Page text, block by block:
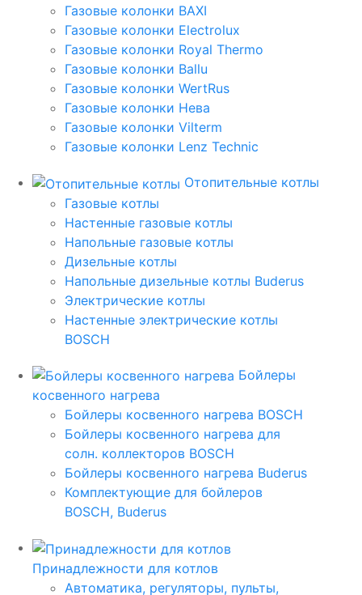
Газовые колонки BAXI
Газовые колонки Electrolux
Газовые колонки Royal Thermo
Газовые колонки Ballu
Газовые колонки WertRus
Газовые колонки Нева
Газовые колонки Vilterm
Газовые колонки Lenz Technic
Отопительные котлы
Газовые котлы
Настенные газовые котлы
Напольные газовые котлы
Дизельные котлы
Напольные дизельные котлы Buderus
Электрические котлы
Настенные электрические котлы
BOSCH
Бойлеры
косвенного нагрева
Бойлеры косвенного нагрева BOSCH
Бойлеры косвенного нагрева для
солн. коллекторов BOSCH
Бойлеры косвенного нагрева Buderus
Комплектующие для бойлеров
BOSCH, Buderus
Принадлежности для котлов
Автоматика, регуляторы, пульты,